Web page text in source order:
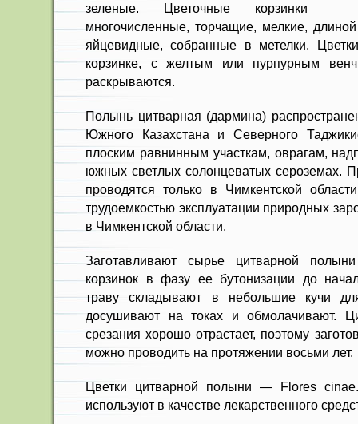
зеле­ные. Цветочные корзинки
многочислен­ные, торчащие, мелкие,
яйцевидные, собранные в метелки.
корзинке, с желтым или пурпурным
раскрыва­ются.
Полынь цитварная (дармина)
Южного Казахстана и Северного
плоским равнинным участкам, оврагам,
южных светлых солонцеватых сероземах.
проводятся только в Чимкентской
трудоемкостью эксплуата­ции природных
в Чимкентской области.
Заготавливают сырье цитварной
корзинок в фазу ее бутонизации до
траву складывают в небольшие кучи
досушивают на токах и обмолачивают.
среза­ния хорошо отрастает, поэтому
можно прово­дить на протяжении восьми лет.
Цветки цитварной полыни — Flores
используют в качестве лекарственного